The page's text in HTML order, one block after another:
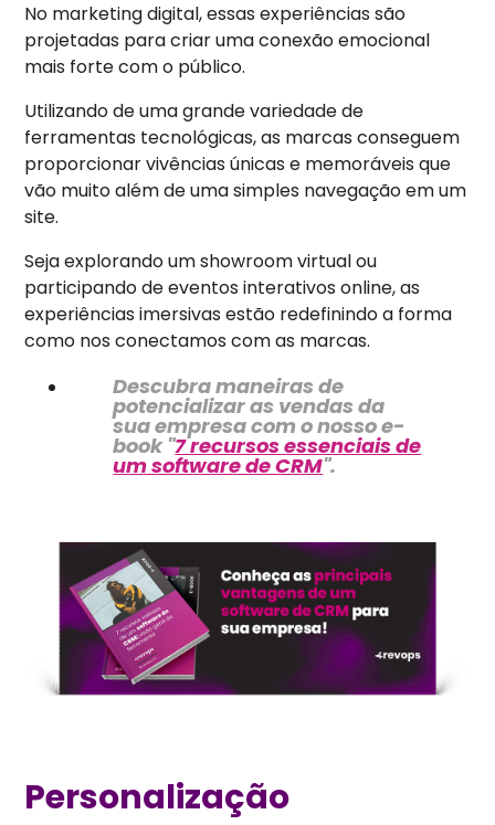
No marketing digital, essas experiências são
projetadas para criar uma conexão emocional
mais forte com o público.
Utilizando de uma grande variedade de
ferramentas tecnológicas, as marcas conseguem
proporcionar vivências únicas e memoráveis que
vão muito além de uma simples navegação em um
site.
Seja explorando um showroom virtual ou
participando de eventos interativos online, as
experiências imersivas estão redefinindo a forma
como nos conectamos com as marcas.
Descubra maneiras de
potencializar as vendas da
sua empresa com o nosso e-
book "7 recursos essenciais de
um software de CRM".
Personalização